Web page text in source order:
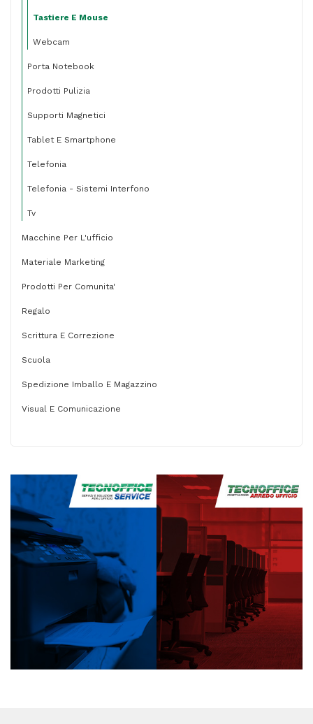
Tastiere E Mouse
Webcam
Porta Notebook
Prodotti Pulizia
Supporti Magnetici
Tablet E Smartphone
Telefonia
Telefonia - Sistemi Interfono
Tv
Macchine Per L'ufficio
Materiale Marketing
Prodotti Per Comunita'
Regalo
Scrittura E Correzione
Scuola
Spedizione Imballo E Magazzino
Visual E Comunicazione